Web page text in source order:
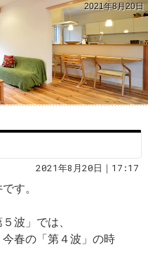
2021年8月20日
2021年8月20日｜17:17
す。
波」では、
春の「第４波」の時